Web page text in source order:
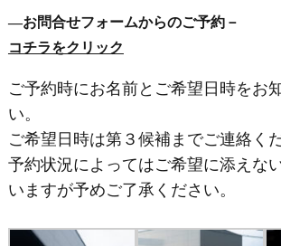
―お問合せフォームからのご予約－
コチラをクリック
ご予約時にお名前とご希望日時をお
い。
ご希望日時は第３候補までご連絡く
予約状況によってはご希望に添えな
いますが予めご了承ください。